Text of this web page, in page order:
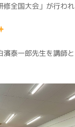
修全国大会」が行われ
泰一郎先生を講師と